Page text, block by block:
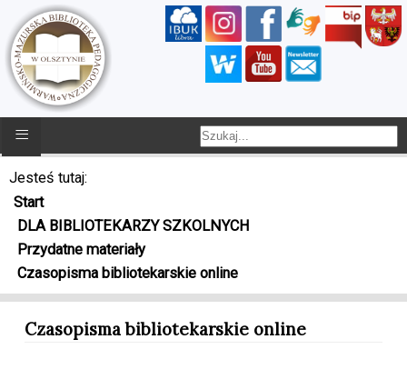
≡
Jesteś tutaj:
Start
DLA BIBLIOTEKARZY SZKOLNYCH
Przydatne materiały
Czasopisma bibliotekarskie online
Czasopisma bibliotekarskie online